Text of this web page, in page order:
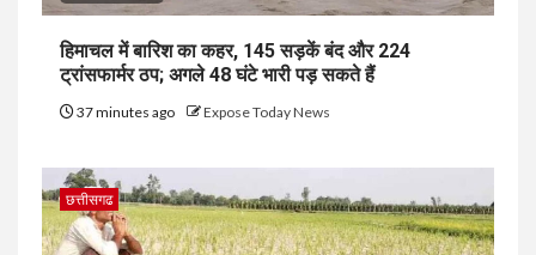
हिमाचल में बारिश का कहर, 145 सड़कें बंद और 224
ट्रांसफार्मर ठप; अगले 48 घंटे भारी पड़ सकते हैं
37 minutes ago Expose Today News
छत्तीसगढ